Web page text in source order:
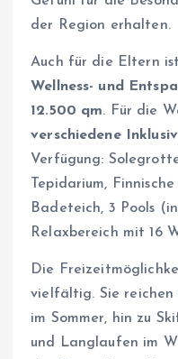
der Region erhalten.
Auch für die Eltern
Wellness- und
12.500 qm. Für die
verschiedene
Verfügung:
Tepidarium,
Badeteich, 3 Pools
Relaxbereich mit 16
Die
vielfältig. Sie reichen
im Sommer, hin zu
und Langlaufen im